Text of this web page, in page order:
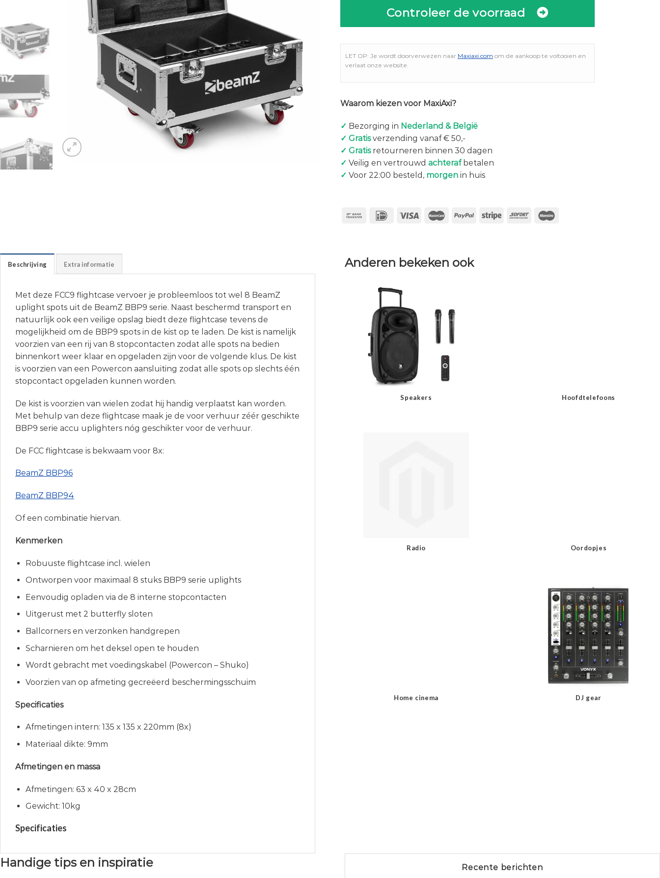
Controleer de voorraad
LET OP: Je wordt doorverwezen naar Maxiaxi.com om de aankoop te voltooien en
verlaat onze website.
Waarom kiezen voor MaxiAxi?
✓ Bezorging in Nederland & België
✓ Gratisverzending vanaf € 50,-
✓ Gratisretourneren binnen 30 dagen
✓ Veilig en vertrouwd achterafbetalen
✓ Voor 22:00 besteld, morgenin huis
Beschrijving Extra informatie
Met deze FCC9 flightcase vervoer je probleemloos tot wel 8 BeamZ
uplight spots uit de BeamZ BBP9 serie. Naast beschermd transport en
natuurlijk ook een veilige opslag biedt deze flightcase tevens de
mogelijkheid om de BBP9 spots in de kist op te laden. De kist is namelijk
voorzien van een rij van 8 stopcontacten zodat alle spots na bedien
binnenkort weer klaar en opgeladen zijn voor de volgende klus. De kist
is voorzien van een Powercon aansluiting zodat alle spots op slechts één
stopcontact opgeladen kunnen worden.
De kist is voorzien van wielen zodat hij handig verplaatst kan worden.
Met behulp van deze flightcase maak je de voor verhuur zéér geschikte
BBP9 serie accu uplighters nóg geschikter voor de verhuur.
De FCC flightcase is bekwaam voor 8x:
BeamZ BBP96
BeamZ BBP94
Of een combinatie hiervan.
Kenmerken
Robuuste flightcase incl. wielen
Ontworpen voor maximaal 8 stuks BBP9 serie uplights
Eenvoudig opladen via de 8 interne stopcontacten
Uitgerust met 2 butterfly sloten
Ballcorners en verzonken handgrepen
Scharnieren om het deksel open te houden
Wordt gebracht met voedingskabel (Powercon – Shuko)
Voorzien van op afmeting gecreëerd beschermingsschuim
Specificaties
Afmetingen intern: 135 x 135 x 220mm (8x)
Materiaal dikte: 9mm
Afmetingen en massa
Afmetingen: 63 x 40 x 28cm
Gewicht: 10kg
Specificaties
Anderen bekeken ook
Speakers Hoofdtelefoons
Radio Oordopjes
Home cinema DJ gear
Handige tips en inspiratie Recente berichten